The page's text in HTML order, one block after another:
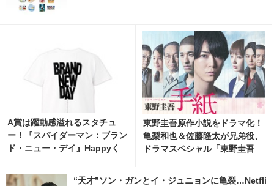
A賞は躍動感溢れるスタチュ
ー！『スパイダーマン：ブラン
ド・ニュー・デイ』Happyく
真・画像 | cinemacafe.net
東野圭吾原作小説をドラマ化！
亀梨和也＆佐藤隆太が兄弟役、
ドラマスペシャル「東野圭吾
“天才”ソン・ガンとイ・ジュニョンに亀裂…Netfli